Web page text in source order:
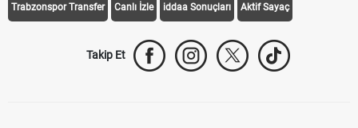
Trabzonspor Transfer Canlı İzle iddaa Sonuçları Aktif Sayaç
Takip Et